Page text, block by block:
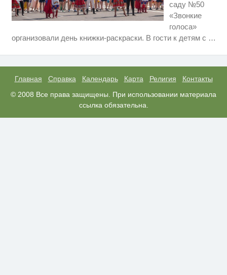
саду №50
«Звонкие
голоса»
организовали день книжки-раскраски. В гости к детям с …
Главная Справка Календарь Карта Религия
Контакты
© 2008 Все права защищены. При использовании материала
ссылка обязательна.
вы будете в шоке от увиденного
i
Ржу не переставая, это видео
пересмотришь не раз